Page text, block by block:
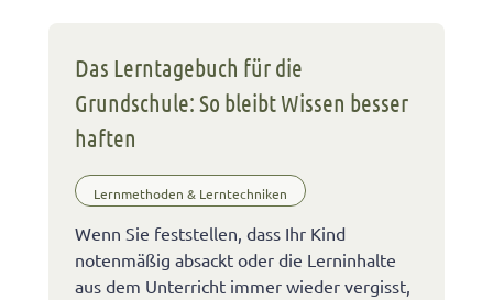
Das Lerntagebuch für die
Grundschule: So bleibt Wissen besser
haften
Lernmethoden & Lerntechniken
Wenn Sie feststellen, dass Ihr Kind
notenmäßig absackt oder die Lerninhalte
aus dem Unterricht immer wieder vergisst,